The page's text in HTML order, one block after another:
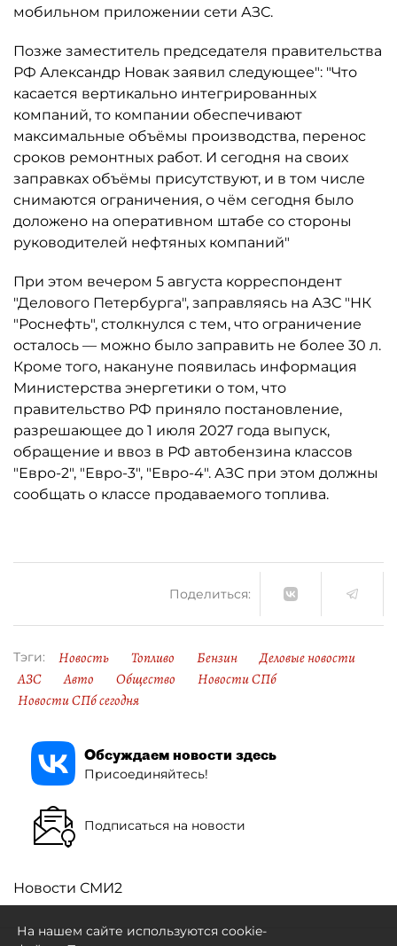
мобильном приложении сети АЗС.
Позже заместитель председателя правительства
РФ Александр Новак заявил следующее": "Что
касается вертикально интегрированных
компаний, то компании обеспечивают
максимальные объёмы производства, перенос
сроков ремонтных работ. И сегодня на своих
заправках объёмы присутствуют, и в том числе
снимаются ограничения, о чём сегодня было
доложено на оперативном штабе со стороны
руководителей нефтяных компаний"
При этом вечером 5 августа корреспондент
"Делового Петербурга", заправляясь на АЗС "НК
"Роснефть", столкнулся с тем, что ограничение
осталось ­— можно было заправить не более 30 л.
Кроме того, накануне появилась информация
Министерства энергетики о том, что
правительство РФ приняло постановление,
разрешающее до 1 июля 2027 года выпуск,
обращение и ввоз в РФ автобензина классов
"Евро-2", "Евро-3", "Евро-4". АЗС при этом должны
сообщать о классе продаваемого топлива.
Поделиться:
Тэги: Новость Топливо Бензин
Деловые новости
АЗС
Авто Общество
Новости СПб
Новости СПб сегодня
Обсуждаем новости здесь
Присоединяйтесь!
Подписаться на новости
Новости СМИ2
На нашем сайте используются cookie-